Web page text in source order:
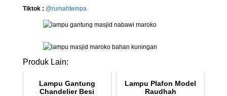
Tiktok : @rumahtempa
Produk Lain:
Lampu Gantung
Chandelier Besi
Lampu Plafon Model
Raudhah